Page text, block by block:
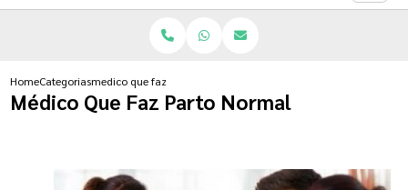
HomeCategoriasmedico que faz parto normal
Médico Que Faz Parto Normal